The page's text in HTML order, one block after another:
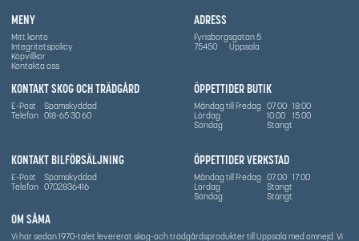
MENY
Mitt konto
Integritetspolicy
Köpvillkor
Kontakta oss
ÖPPETTIDER BUTIK
Måndag till Fredag 07:00 18:00
Lördag
10:00
15:00
Söndag
Stängt
ÖPPETTIDER VERKSTAD
Måndag till Fredag 07:00 17:00
Lördag
Stängt
Söndag
Stängt
ADRESS
Fyrisborgsgatan 5
75450
Uppsala
KONTAKT SKOG OCH TRÄDGÅRD
E-Post
Spamskyddad
Telefon 018-65 30 60
KONTAKT BILFÖRSÄLJNING
E-Post
Spamskyddad
Telefon 0702836416
OM SÅMA
Vi har sedan 1970-talet levererat skog-och trädgårdsprodukter till Uppsala med omnejd. Vi